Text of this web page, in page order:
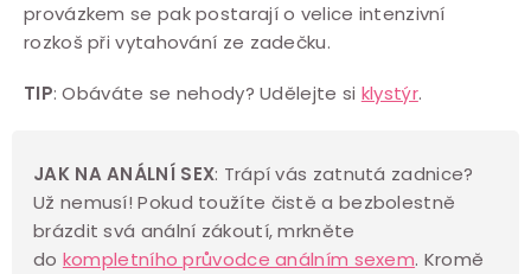
provázkem se pak postarají o velice intenzivní
rozkoš při vytahování ze zadečku.
TIP: Obáváte se nehody? Udělejte si klystýr.
JAK NA ANÁLNÍ SEX: Trápí vás zatnutá zadnice?
Už nemusí! Pokud toužíte čistě a bezbolestně
brázdit svá anální zákoutí, mrkněte
do kompletního průvodce análním sexem. Kromě